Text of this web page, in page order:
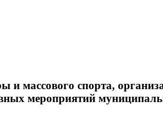
и массового спорта,
мероприятий